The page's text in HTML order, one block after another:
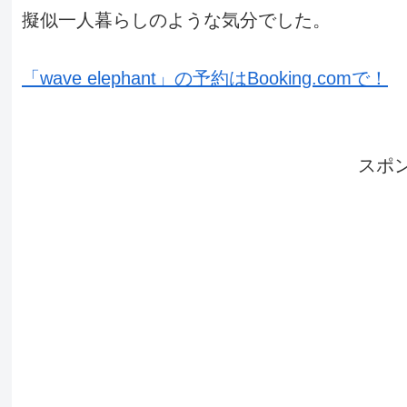
擬似一人暮らしのような気分でした。
「wave elephant」の予約はBooking.comで！
スポ